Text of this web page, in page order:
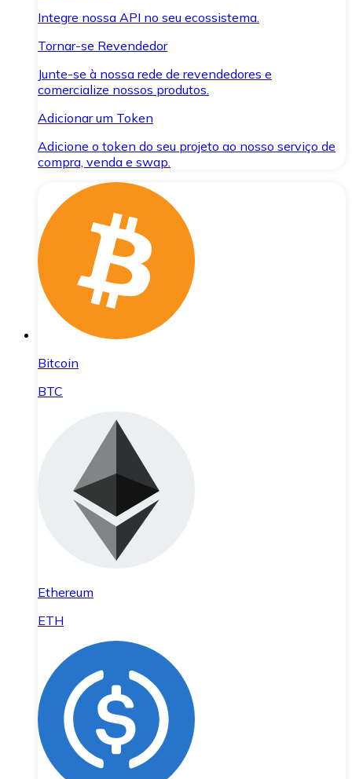
Integre nossa API no seu ecossistema.
Tornar-se Revendedor
Junte-se à nossa rede de revendedores e
comercialize nossos produtos.
Adicionar um Token
Adicione o token do seu projeto ao nosso serviço de
compra, venda e swap.
Bitcoin
BTC
Ethereum
ETH